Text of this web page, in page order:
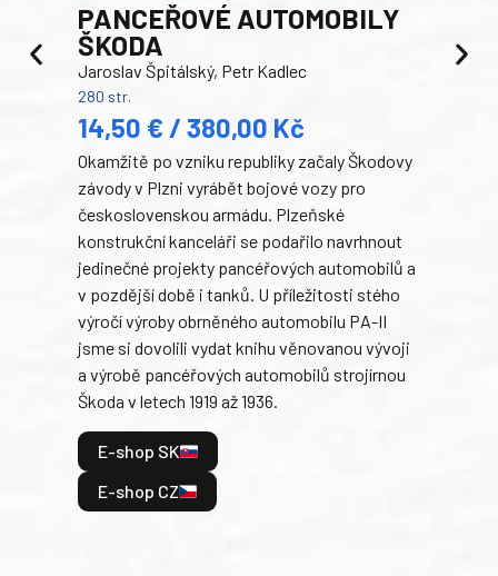
PANCEŘOVÉ AUTOMOBILY
ŠKODA
Jaroslav Špitálský, Petr Kadlec
280 str.
14,50 € / 380,00 Kč
Okamžitě po vzniku republiky začaly Škodovy
závody v Plzni vyrábět bojové vozy pro
československou armádu. Plzeňské
konstrukční kanceláři se podařilo navrhnout
jedinečné projekty pancéřových automobilů a
v pozdější době i tanků. U příležitosti stého
výročí výroby obrněného automobilu PA-II
jsme si dovolili vydat knihu věnovanou vývoji
a výrobě pancéřových automobilů strojírnou
Škoda v letech 1919 až 1936.
E-shop SK
E-shop CZ